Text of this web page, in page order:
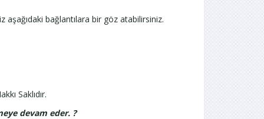
bağlantılara bir göz atabilirsiniz.
Saklıdır.
devam eder. ?